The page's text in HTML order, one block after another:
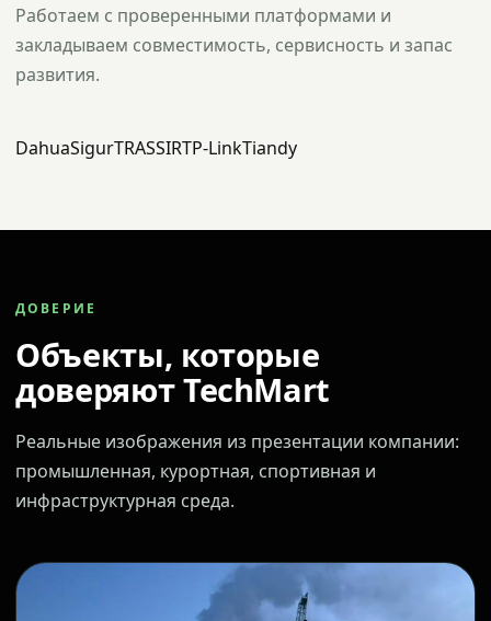
Работаем с проверенными платформами и
закладываем совместимость, сервисность и запас
развития.
DahuaSigurTRASSIRTP-LinkTiandy
ДОВЕРИЕ
Объекты, которые
доверяют TechMart
Реальные изображения из презентации компании:
промышленная, курортная, спортивная и
инфраструктурная среда.